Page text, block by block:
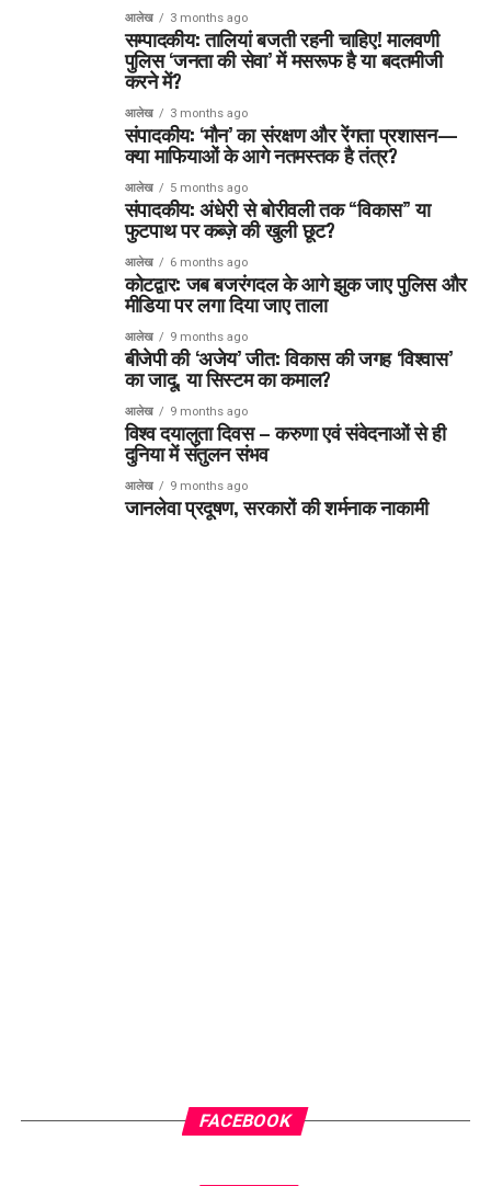
आलेख 3 months ago
सम्पादकीय: तालियां बजती रहनी चाहिए! मालवणी
पुलिस ‘जनता की सेवा’ में मसरूफ है या बदतमीजी
करने में?
आलेख 3 months ago
संपादकीय: ‘मौन’ का संरक्षण और रेंगता प्रशासन—
क्या माफियाओं के आगे नतमस्तक है तंत्र?
आलेख 5 months ago
संपादकीय: अंधेरी से बोरीवली तक “विकास” या
फुटपाथ पर कब्ज़े की खुली छूट?
आलेख 6 months ago
कोटद्वार: जब बजरंगदल के आगे झुक जाए पुलिस और
मीडिया पर लगा दिया जाए ताला
आलेख 9 months ago
बीजेपी की ‘अजेय’ जीत: विकास की जगह ‘विश्वास’
का जादू, या सिस्टम का कमाल?
आलेख 9 months ago
विश्व दयालुता दिवस – करुणा एवं संवेदनाओं से ही
दुनिया में संतुलन संभव
आलेख 9 months ago
जानलेवा प्रदूषण, सरकारों की शर्मनाक नाकामी
FACEBOOK